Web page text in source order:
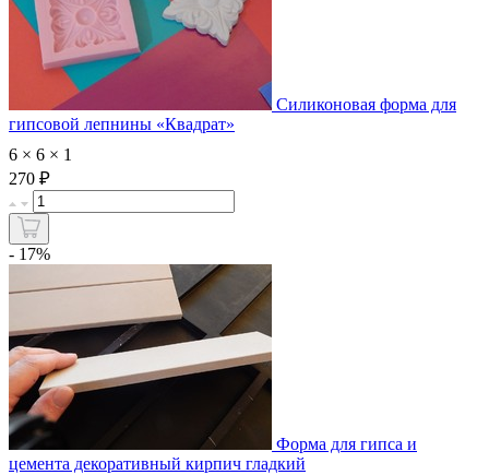
Силиконовая форма для
гипсовой лепнины «Квадрат»
6 × 6 × 1
270 ₽
- 17%
Форма для гипса и
цемента декоративный кирпич гладкий